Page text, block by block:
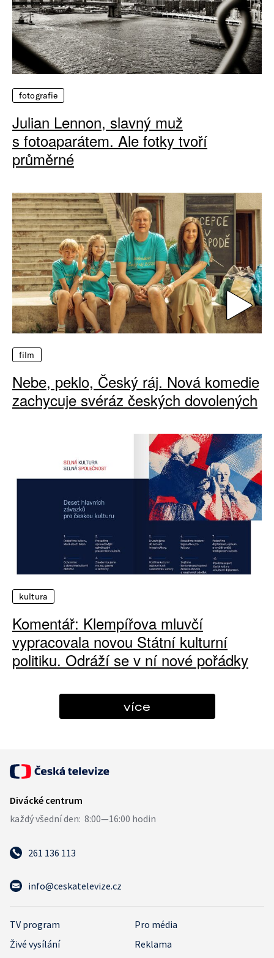
fotografie
Julian Lennon, slavný muž
s fotoaparátem. Ale fotky tvoří
průměrné
film
Nebe, peklo, Český ráj. Nová komedie
zachycuje svéráz českých dovolených
kultura
Komentář: Klempířova mluvčí
vypracovala novou Státní kulturní
politiku. Odráží se v ní nové pořádky
více
261 136 113
info@ceskatelevize.cz
TV program
Pro média
Živé vysílání
Reklama